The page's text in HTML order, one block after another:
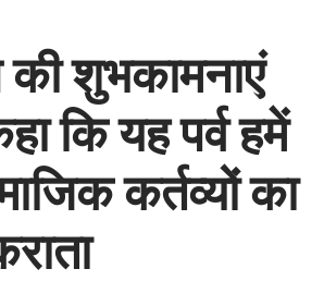
की शुभकामनाएं
कि यह पर्व हमें
कर्तव्यों का